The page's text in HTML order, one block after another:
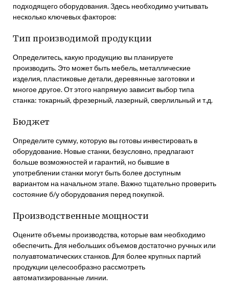
подходящего оборудования. Здесь необходимо учитывать
несколько ключевых факторов:
Тип производимой продукции
Определитесь, какую продукцию вы планируете
производить. Это может быть мебель, металлические
изделия, пластиковые детали, деревянные заготовки и
многое другое. От этого напрямую зависит выбор типа
станка: токарный, фрезерный, лазерный, сверлильный и т.д.
Бюджет
Определите сумму, которую вы готовы инвестировать в
оборудование. Новые станки, безусловно, предлагают
больше возможностей и гарантий, но бывшие в
употреблении станки могут быть более доступным
вариантом на начальном этапе. Важно тщательно проверить
состояние б/у оборудования перед покупкой.
Производственные мощности
Оцените объемы производства, которые вам необходимо
обеспечить. Для небольших объемов достаточно ручных или
полуавтоматических станков. Для более крупных партий
продукции целесообразно рассмотреть
автоматизированные линии.